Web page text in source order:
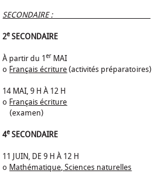
SECONDAIRE :
2eSECONDAIRE
À partir du 1er MAI
o Français écriture (activités préparatoires)
14 MAI, 9 H À 12 H
o Français écriture
(examen)
4eSECONDAIRE
11 JUIN, DE 9 H À 12 H
o Mathématique, Sciences naturelles